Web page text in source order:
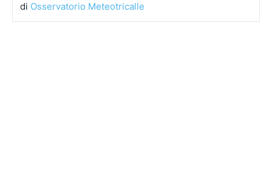
di Osservatorio Meteotricalle